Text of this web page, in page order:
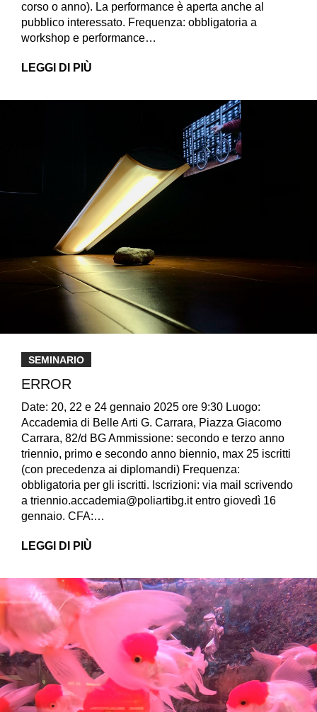
corso o anno). La performance è aperta anche al
pubblico interessato. Frequenza: obbligatoria a
workshop e performance…
LEGGI DI PIÙ
SEMINARIO
ERROR
Date: 20, 22 e 24 gennaio 2025 ore 9:30 Luogo:
Accademia di Belle Arti G. Carrara, Piazza Giacomo
Carrara, 82/d BG Ammissione: secondo e terzo anno
triennio, primo e secondo anno biennio, max 25 iscritti
(con precedenza ai diplomandi) Frequenza:
obbligatoria per gli iscritti. Iscrizioni: via mail scrivendo
a triennio.accademia@poliartibg.it entro giovedì 16
gennaio. CFA:…
LEGGI DI PIÙ